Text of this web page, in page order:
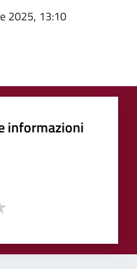
2025, 13:10
informazioni